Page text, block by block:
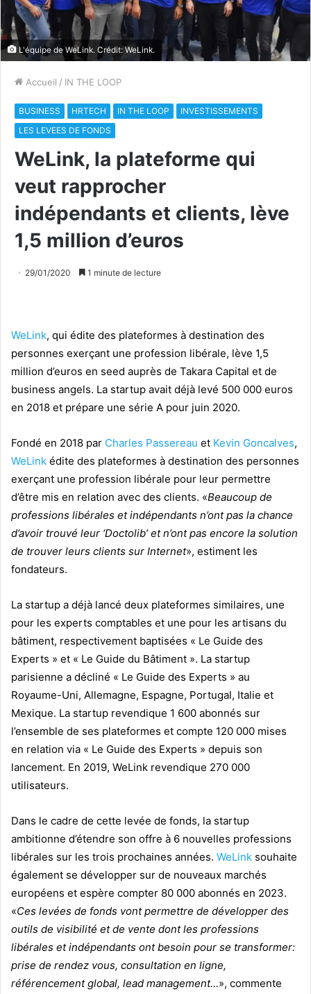
L'équipe de WeLink. Crédit: WeLink.
Accueil / IN THE LOOP
BUSINESS HRTECH IN THE LOOP
INVESTISSEMENTS
LES LEVEES DE FONDS
WeLink, la plateforme qui
veut rapprocher
indépendants et clients, lève
1,5 million d’euros
29/01/2020 1 minute de lecture
WeLink, qui édite des plateformes à destination des
personnes exerçant une profession libérale, lève 1,5
million d’euros en seed auprès de Takara Capital et de
business angels. La startup avait déjà levé 500 000 euros
en 2018 et prépare une série A pour juin 2020.
Fondé en 2018 par Charles Passereau et Kevin Goncalves,
WeLink édite des plateformes à destination des personnes
exerçant une profession libérale pour leur permettre
d’être mis en relation avec des clients. «Beaucoup de
professions libérales et indépendants n’ont pas la chance
d’avoir trouvé leur ‘Doctolib’ et n’ont pas encore la solution
de trouver leurs clients sur Internet», estiment les
fondateurs.
La startup a déjà lancé deux plateformes similaires, une
pour les experts comptables et une pour les artisans du
bâtiment, respectivement baptisées « Le Guide des
Experts » et « Le Guide du Bâtiment ». La startup
parisienne a décliné « Le Guide des Experts » au
Royaume-Uni, Allemagne, Espagne, Portugal, Italie et
Mexique. La startup revendique 1 600 abonnés sur
l’ensemble de ses plateformes et compte 120 000 mises
en relation via « Le Guide des Experts » depuis son
lancement. En 2019, WeLink revendique 270 000
utilisateurs.
Dans le cadre de cette levée de fonds, la startup
ambitionne d’étendre son offre à 6 nouvelles professions
libérales sur les trois prochaines années. WeLink souhaite
également se développer sur de nouveaux marchés
européens et espère compter 80 000 abonnés en 2023.
«Ces levées de fonds vont permettre de développer des
outils de visibilité et de vente dont les professions
libérales et indépendants ont besoin pour se transformer:
prise de rendez vous, consultation en ligne,
référencement global, lead management…», commente